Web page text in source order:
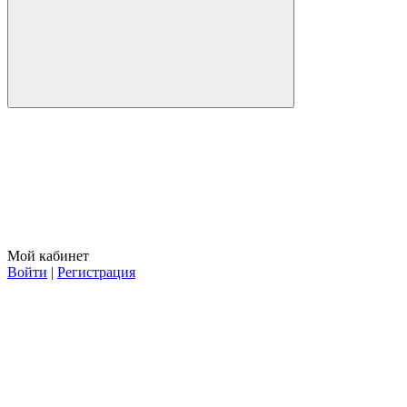
Мой кабинет
Войти | Регистрация